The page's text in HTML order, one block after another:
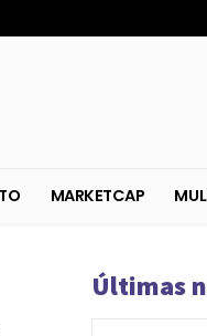
Últimas